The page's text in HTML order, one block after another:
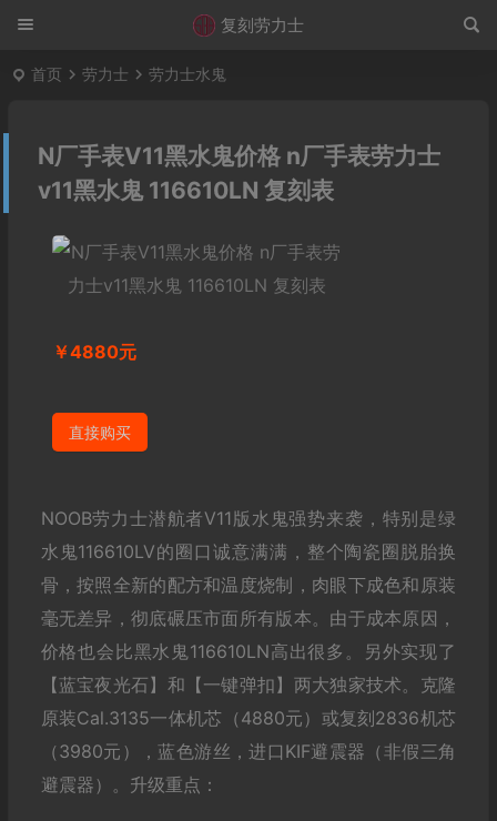
复刻劳力士
首页 劳力士 劳力士水鬼
N厂手表V11黑水鬼价格 n厂手表劳力士
v11黑水鬼 116610LN 复刻表
￥4880元
直接购买
NOOB劳力士潜航者V11版水鬼强势来袭，特别是绿
水鬼116610LV的圈口诚意满满，整个陶瓷圈脱胎换
骨，按照全新的配方和温度烧制，肉眼下成色和原装
毫无差异，彻底碾压市面所有版本。由于成本原因，
价格也会比黑水鬼116610LN高出很多。另外实现了
【蓝宝夜光石】和【一键弹扣】两大独家技术。克隆
原装Cal.3135一体机芯（4880元）或复刻2836机芯
（3980元），蓝色游丝，进口KIF避震器（非假三角
避震器）。升级重点：